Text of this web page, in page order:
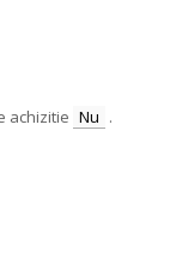
achizitie Nu .